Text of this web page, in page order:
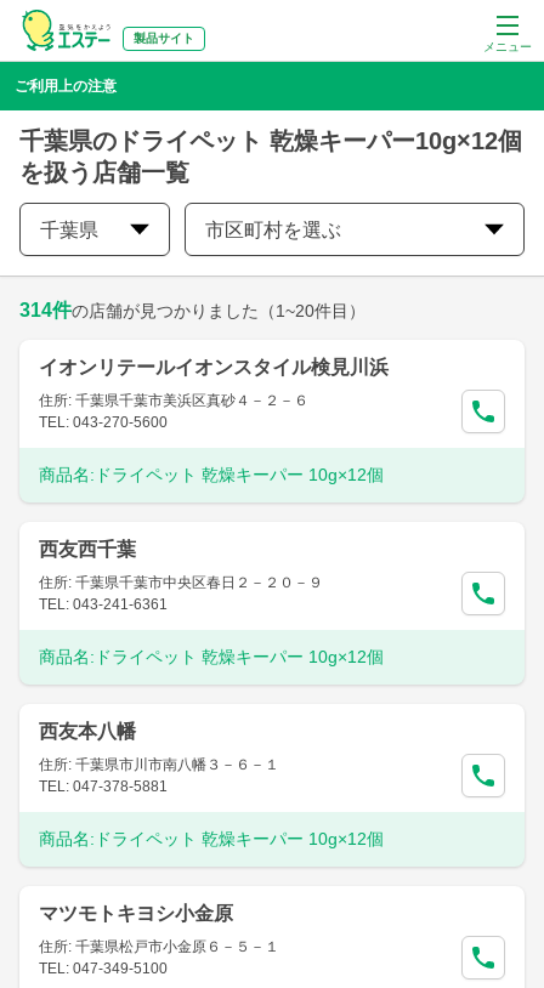
メニュー
製品サイト
ご利用上の注意
千葉県のドライペット 乾燥キーパー10g×12個
を扱う店舗一覧
千葉県 市区町村を選ぶ
314件の店舗が見つかりました （1~20件目）
イオンリテールイオンスタイル検見川浜
住所: 千葉県千葉市美浜区真砂４－２－６
TEL: 043-270-5600
商品名: ドライペット 乾燥キーパー 10g×12個
西友西千葉
住所: 千葉県千葉市中央区春日２－２０－９
TEL: 043-241-6361
商品名: ドライペット 乾燥キーパー 10g×12個
西友本八幡
住所: 千葉県市川市南八幡３－６－１
TEL: 047-378-5881
商品名: ドライペット 乾燥キーパー 10g×12個
マツモトキヨシ小金原
住所: 千葉県松戸市小金原６－５－１
TEL: 047-349-5100